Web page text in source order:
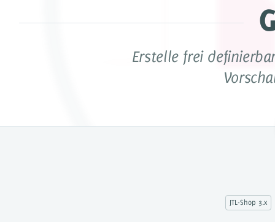
Referenzen
Erstelle frei
JTL-Shop 3.x